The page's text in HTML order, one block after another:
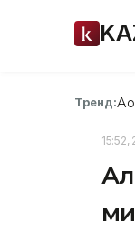
Тренд: